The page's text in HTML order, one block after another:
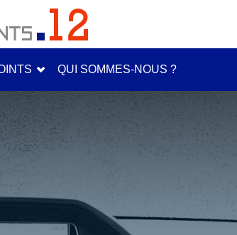
QUI SOMMES-NOUS ?